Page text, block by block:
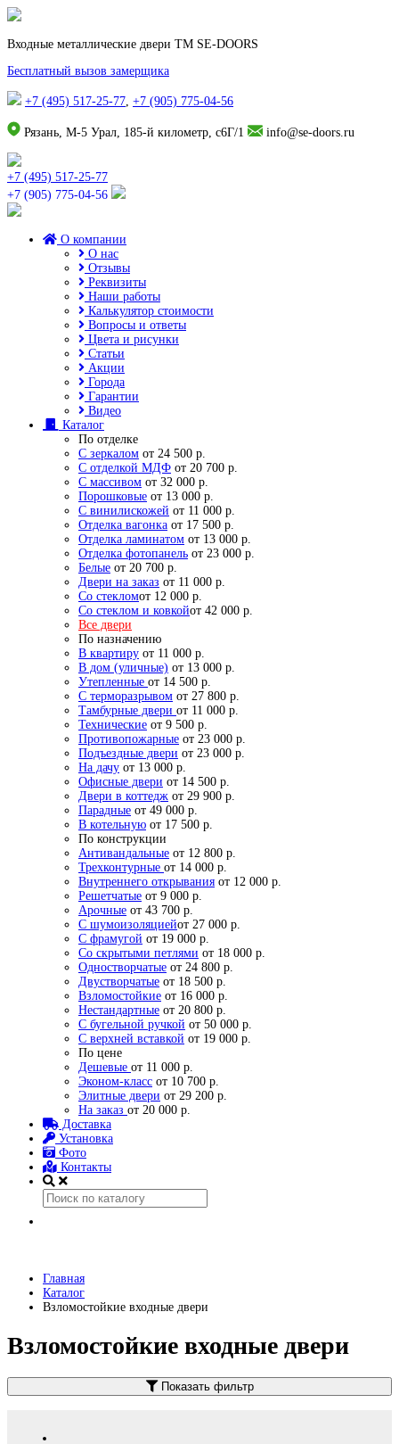
Входные металлические двери TM SE-DOORS
Бесплатный вызов замерщика
+7 (495) 517-25-77, +7 (905) 775-04-56
Рязань, М-5 Урал, 185-й километр, с6Г/1 info@se-doors.ru
+7 (495) 517-25-77
+7 (905) 775-04-56
О компании
О нас
Отзывы
Реквизиты
Наши работы
Калькулятор стоимости
Вопросы и ответы
Цвета и рисунки
Статьи
Акции
Города
Гарантии
Видео
Каталог
По отделке
С зеркалом от 24 500 р.
С отделкой МДФ от 20 700 р.
С массивом от 32 000 р.
Порошковые от 13 000 р.
С винилискожей от 11 000 р.
Отделка вагонка от 17 500 р.
Отделка ламинатом от 13 000 р.
Отделка фотопанель от 23 000 р.
Белые от 20 700 р.
Двери на заказ от 11 000 р.
Со стекломот 12 000 р.
Со стеклом и ковкойот 42 000 р.
Все двери
По назначению
В квартиру от 11 000 р.
В дом (уличные) от 13 000 р.
Утепленные от 14 500 р.
С терморазрывом от 27 800 р.
Тамбурные двери от 11 000 р.
Технические от 9 500 р.
Противопожарные от 23 000 р.
Подъездные двери от 23 000 р.
На дачу от 13 000 р.
Офисные двери от 14 500 р.
Двери в коттедж от 29 900 р.
Парадные от 49 000 р.
В котельную от 17 500 р.
По конструкции
Антивандальные от 12 800 р.
Трехконтурные от 14 000 р.
Внутреннего открывания от 12 000 р.
Решетчатые от 9 000 р.
Арочные от 43 700 р.
С шумоизоляциейот 27 000 р.
С фрамугой от 19 000 р.
Со скрытыми петлями от 18 000 р.
Одностворчатые от 24 800 р.
Двустворчатые от 18 500 р.
Взломостойкие от 16 000 р.
Нестандартные от 20 800 р.
С бугельной ручкой от 50 000 р.
С верхней вставкой от 19 000 р.
По цене
Дешевые от 11 000 р.
Эконом-класс от 10 700 р.
Элитные двери от 29 200 р.
На заказ от 20 000 р.
Доставка
Установка
Фото
Контакты
Главная
Каталог
Взломостойкие входные двери
Взломостойкие входные двери
Показать фильтр